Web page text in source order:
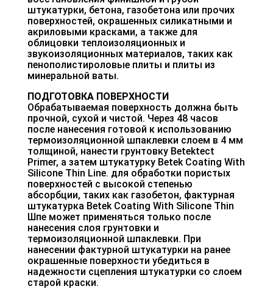
штукатурки, бетона, газобетона или прочих
поверхностей, окрашенных силикатными и
акриловыми красками, а также для
облицовки теплоизоляционных и
звукоизоляционных материалов, таких как
пенополистироловые плиты и плиты из
минеральной ваты.
ПОДГОТОВКА ПОВЕРХНОСТИ
Обрабатываемая поверхность должна быть
прочной, сухой и чистой. Через 48 часов
после нанесения готовой к использованию
термоизоляционной шпаклевки слоем в 4 мм
толщиной, нанести грунтовку Betektect
Primer, а затем штукатурку Betek Coating With
Silicone Thin Line. для обработки пористых
поверхностей с высокой степенью
абсорбции, таких как газобетон, фактурная
штукатурка Betek Coating With Silicone Thin
Шпе может применяться только после
нанесения слоя грунтовки и
термоизоляционной шпаклевки. При
нанесении фактурной штукатурки на ранее
окрашенные поверхности убедиться в
надежности сцепления штукатурки со слоем
старой краски.